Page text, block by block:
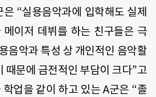
“실용음악과에 입학해도 실제
이저 데뷔를 하는 친구들은 극
음악과 특성 상 개인적인 음악활
때문에 금전적인 부담이 크다”고
업을 같이 하고 있는 A군은 “졸